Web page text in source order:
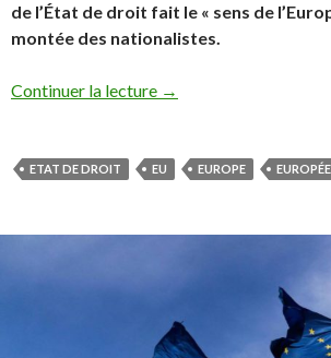
de l’État de droit fait le « sens de
montée des nationalistes.
Continuer la lecture →
ETAT DE DROIT EU EUROPE